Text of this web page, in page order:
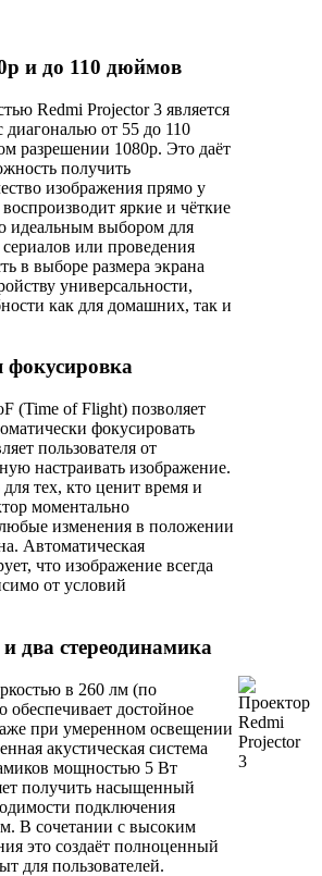
и до 110 дюймов
Redmi Projector 3 является
диагональю от 55 до 110
разрешении 1080p. Это даёт
получить
изображения прямо у
яркие и чёткие
идеальным выбором для
или проведения
в выборе размера экрана
универсальности,
как для домашних, так и
фокусировка
(Time of Flight) позволяет
фокусировать
пользователя от
настраивать изображение.
тех, кто ценит время и
моментально
изменения в положении
Автоматическая
что изображение всегда
от условий
два стереодинамика
в 260 лм (по
обеспечивает достойное
при умеренном освещении
акустическая система
мощностью 5 Вт
получить насыщенный
подключения
В сочетании с высоким
это создаёт полноценный
для пользователей.